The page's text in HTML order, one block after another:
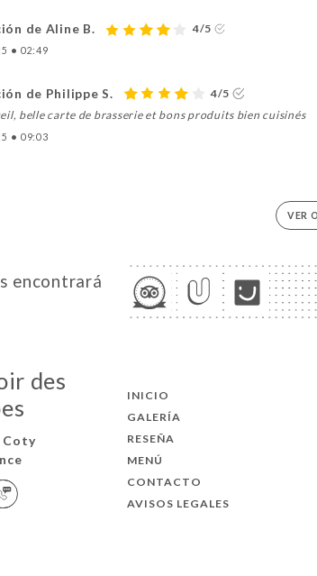
de Aline B. 4/5
• 02:49
de Philippe S.
4/5
belle carte de brasserie et bons produits bien cuisinés
• 09:03
VER
encontrará
des
Coty
INICIO
GALERÍA
RESEÑA
MENÚ
CONTACTO
AVISOS LEGALES